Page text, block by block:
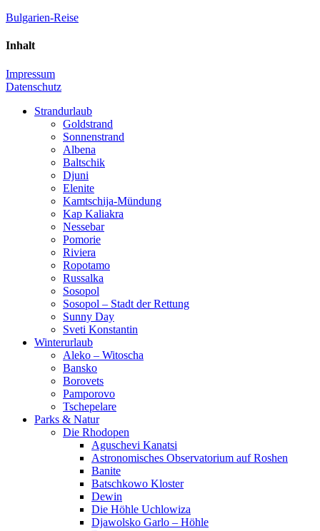
Zum
springen
Bulgarien-Reise
Der
für
Bulgarien
Meer
Inhalt
Impressum
Datenschutz
Strandurlaub
Goldstrand
Sonnenstrand
Albena
Baltschik
Djuni
Elenite
Kamtschija-Mündung
Kap Kaliakra
Nessebar
Pomorie
Riviera
Ropotamo
Russalka
Sosopol
Sosopol – Stadt der Rettung
Sunny Day
Sveti Konstantin
Winterurlaub
Aleko – Witoscha
Bansko
Borovets
Pamporovo
Tschepelare
Parks & Natur
Die Rhodopen
Aguschevi Kanatsi
Astronomisches Observatorium auf Roshen
Banite
Batschkowo Kloster
Dewin
Die Höhle Uchlowiza
Djawolsko Garlo – Höhle